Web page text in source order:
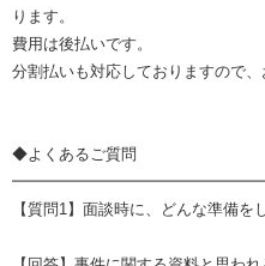
ります。
費用は後払いです。
分割払いも対応しておりますので、
◆よくあるご質問
【質問1】面談時に、どんな準備を